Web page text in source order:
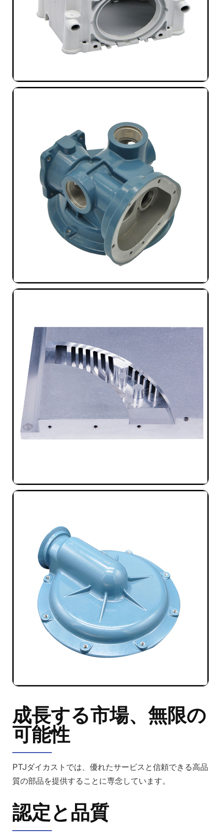
成長する市場、無限の
可能性
PTJダイカストでは、優れたサービスと信頼できる高品
質の部品を提供することに専念しています。
認定と品質